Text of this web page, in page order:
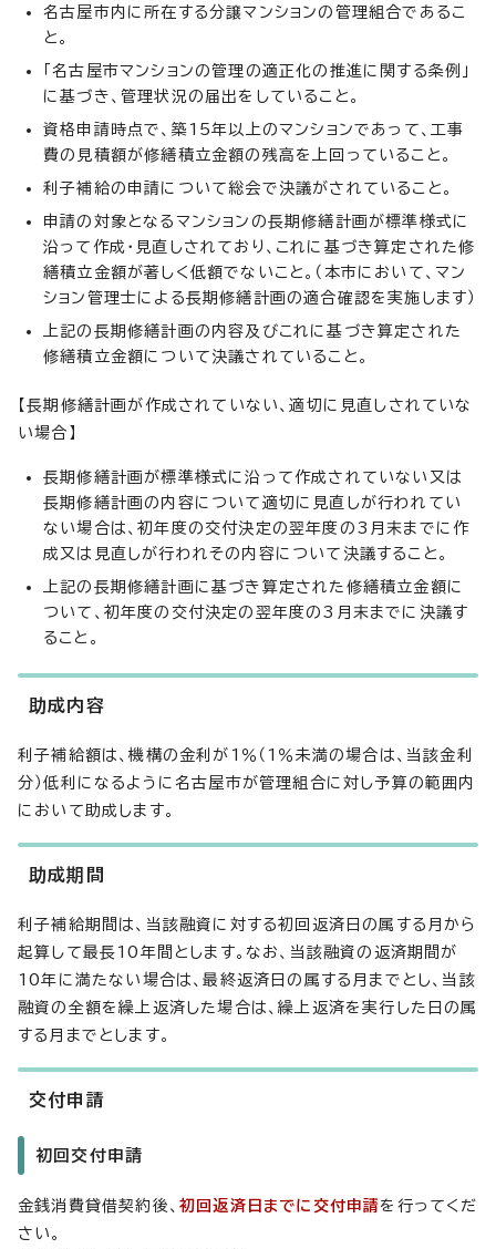
名古屋市内に所在する分譲マンションの管理組合であるこ
と。
「名古屋市マンションの管理の適正化の推進に関する条例」
に基づき、管理状況の届出をしていること。
資格申請時点で、築15年以上のマンションであって、工事
費の見積額が修繕積立金額の残高を上回っていること。
利子補給の申請について総会で決議がされていること。
申請の対象となるマンションの長期修繕計画が標準様式に
沿って作成・見直しされており、これに基づき算定された修
繕積立金額が著しく低額でないこと。（本市において、マン
ション管理士による長期修繕計画の適合確認を実施します）
上記の長期修繕計画の内容及びこれに基づき算定された
修繕積立金額について決議されていること。
【長期修繕計画が作成されていない、適切に見直しされていな
い場合】
長期修繕計画が標準様式に沿って作成されていない又は
長期修繕計画の内容について適切に見直しが行われてい
ない場合は、初年度の交付決定の翌年度の3月末までに作
成又は見直しが行われその内容について決議すること。
上記の長期修繕計画に基づき算定された修繕積立金額に
ついて、初年度の交付決定の翌年度の3月末までに決議す
ること。
助成内容
利子補給額は、機構の金利が1％（1％未満の場合は、当該金利
分）低利になるように名古屋市が管理組合に対し予算の範囲内
において助成します。
助成期間
利子補給期間は、当該融資に対する初回返済日の属する月から
起算して最長10年間とします。なお、当該融資の返済期間が
10年に満たない場合は、最終返済日の属する月までとし、当該
融資の全額を繰上返済した場合は、繰上返済を実行した日の属
する月までとします。
交付申請
初回交付申請
金銭消費貸借契約後、 初回返済日までに交付申請を行ってくだ
さい。